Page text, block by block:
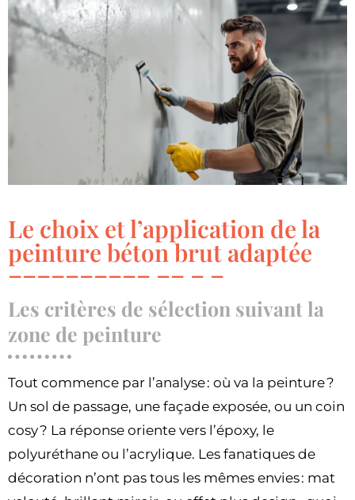
Le choix et l’application de la
peinture béton brut adaptée
Les critères de sélection suivant la
zone de peinture
Tout commence par l’analyse : où va la peinture ?
Un sol de passage, une façade exposée, ou un coin
cosy ? La réponse oriente vers l’époxy, le
polyuréthane ou l’acrylique. Les fanatiques de
décoration n’ont pas tous les mêmes envies : mat